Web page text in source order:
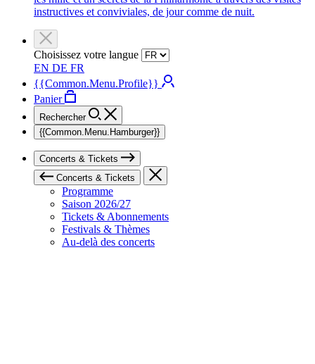
instructives et conviviales, de jour comme de nuit.
Choisissez votre langue
EN DE FR
{{Common.Menu.Profile}}
Panier
Rechercher
{{Common.Menu.Hamburger}}
Concerts & Tickets
Concerts & Tickets
Programme
Saison 2026/27
Tickets & Abonnements
Festivals & Thèmes
Au-delà des concerts